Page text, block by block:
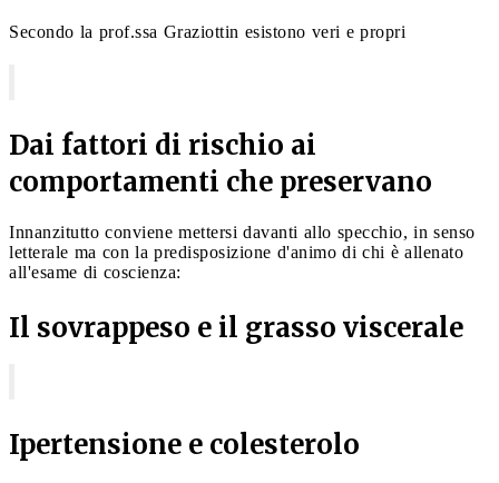
Secondo la prof.ssa Graziottin esistono veri e propri
Dai fattori di rischio ai
comportamenti che preservano
Innanzitutto conviene mettersi davanti allo specchio, in senso
letterale ma con la predisposizione d'animo di chi è allenato
all'esame di coscienza:
Il sovrappeso e il grasso viscerale
Ipertensione e colesterolo